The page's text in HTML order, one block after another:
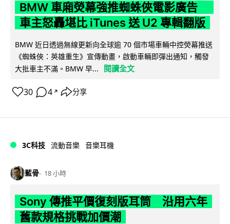
BMW 車廂熒幕強推蜘蛛俠電影廣告
車主怒轟堪比 iTunes 送 U2 專輯翻版
BMW 近日透過無線更新向全球逾 70 個市場車輛中控熒幕推送
《蜘蛛俠：英雄重生》宣傳動畫，啟動車輛即彈出通知，觸發
大批車主不滿。BMW 早...
閱讀全文
30 4 ↗ 分享
3C科技 流動音樂 音樂耳機
藍骨 18 小時
Sony 傳推平價復刻版耳筒 沿用六年
舊款規格挑戰加價潮